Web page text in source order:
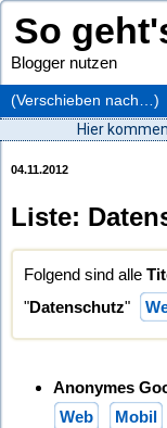
So
Blogger nutzen
Hier
04.11.2012
Liste:
Folgend sind alle
"Datenschutz"
Anonymes
Web
Mobil